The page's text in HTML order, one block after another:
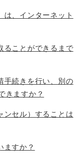
は、インターネット
ることができるまで
手続きを行い、別の
きますか？
ンセル）することは
ますか？